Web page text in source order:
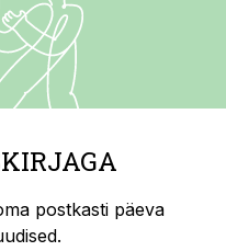
postkasti päeva